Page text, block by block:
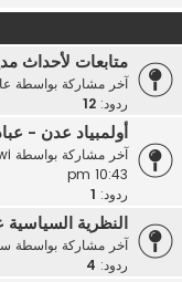
متابعات لأحداث
آخر مشاركة بواسطة
ردود: 12
أولمبياد عدن -
آخر مشاركة بواسطة
10:43 pm
ردود:
النظرية السياسية
آخر مشاركة بواسطة
ردود: 4